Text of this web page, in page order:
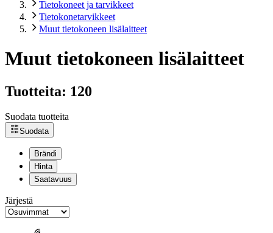
Tietokoneet ja tarvikkeet
Tietokonetarvikkeet
Muut tietokoneen lisälaitteet
Muut tietokoneen lisälaitteet
Tuotteita: 120
Suodata tuotteita
Suodata
Brändi
Hinta
Saatavuus
Järjestä